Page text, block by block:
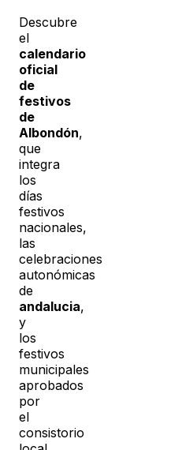
Descubre
el
calendario
oficial
de
festivos
de
Albondón,
que
integra
los
días
festivos
nacionales,
las
celebraciones
autonómicas
de
andalucia,
y
los
festivos
municipales
aprobados
por
el
consistorio